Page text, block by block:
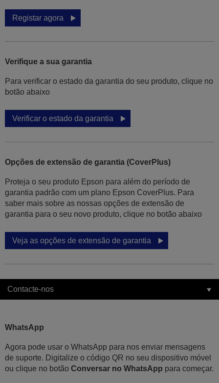
Registar agora
Verifique a sua garantia
Para verificar o estado da garantia do seu produto, clique no
botão abaixo
Verificar o estado da garantia
Opções de extensão de garantia (CoverPlus)
Proteja o seu produto Epson para além do período de
garantia padrão com um plano Epson CoverPlus. Para
saber mais sobre as nossas opções de extensão de
garantia para o seu novo produto, clique no botão abaixo
Veja as opções de extensão de garantia
Contacte-nos
WhatsApp
Agora pode usar o WhatsApp para nos enviar mensagens
de suporte. Digitalize o código QR no seu dispositivo móvel
ou clique no botão Conversar no WhatsApp para começar.